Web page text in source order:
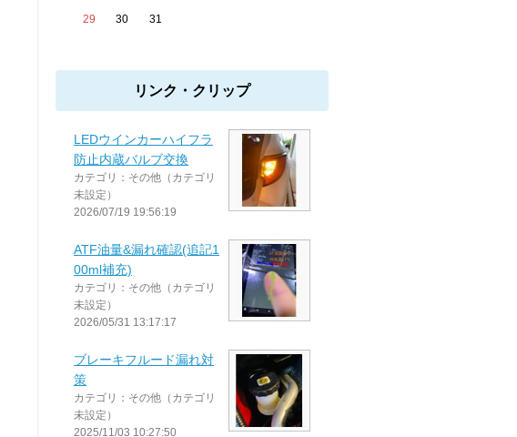
29 30 31
リンク・クリップ
LEDウインカーハイフラ
防止内蔵バルブ交換
カテゴリ：その他（カテゴリ
未設定）
2026/07/19 19:56:19
ATF油量&漏れ確認(追記1
00ml補充)
カテゴリ：その他（カテゴリ
未設定）
2026/05/31 13:17:17
ブレーキフルード漏れ対
策
カテゴリ：その他（カテゴリ
未設定）
2025/11/03 10:27:50